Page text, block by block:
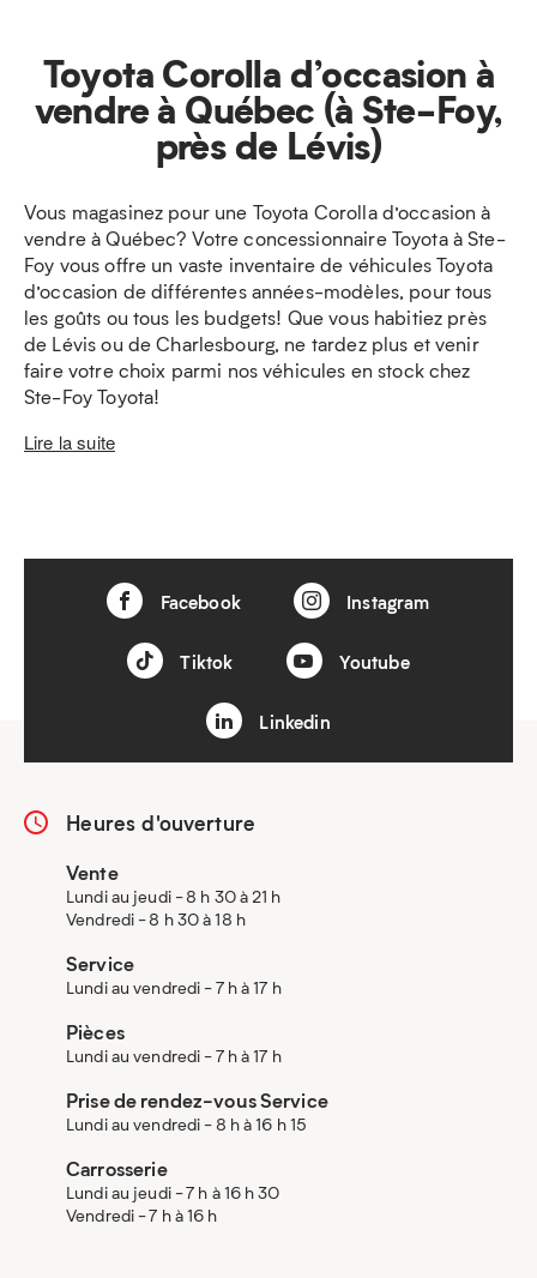
Toyota Corolla d’occasion à
vendre à Québec (à Ste-Foy,
près de Lévis)
Vous magasinez pour une Toyota Corolla d’occasion à
vendre à Québec? Votre concessionnaire Toyota à Ste-
Foy vous offre un vaste inventaire de véhicules Toyota
d’occasion de différentes années-modèles, pour tous
les goûts ou tous les budgets! Que vous habitiez près
de Lévis ou de Charlesbourg, ne tardez plus et venir
faire votre choix parmi nos véhicules en stock chez
Ste-Foy Toyota!
Lire la suite
Facebook Instagram
Tiktok Youtube
Linkedin
Heures d'ouverture
Vente
Lundi au jeudi - 8 h 30 à 21 h
Vendredi - 8 h 30 à 18 h
Service
Lundi au vendredi - 7 h à 17 h
Pièces
Lundi au vendredi - 7 h à 17 h
Prise de rendez-vous Service
Lundi au vendredi - 8 h à 16 h 15
Carrosserie
Lundi au jeudi - 7 h à 16 h 30
Vendredi - 7 h à 16 h